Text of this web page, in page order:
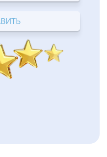
Good Excellent